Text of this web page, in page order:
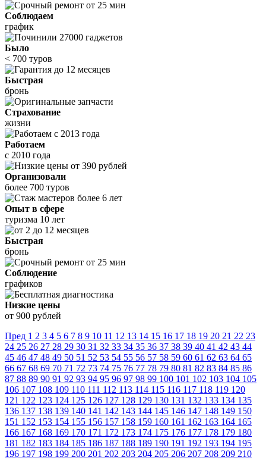
Соблюдаем
график
Было
< 700 туров
Быстрая
бронь
Страхование
жизни
Работаем
с 2010 года
Организовали
более 700 туров
Опыт в сфере
туризма 10 лет
Быстрая
бронь
Соблюдение
графиков
Низкие цены
от 900 рублей
Пред 1 2 3 4 5 6 7 8 9 10 11 12 13 14 15 16 17 18 19 20 21 22 23
24 25 26 27 28 29 30 31 32 33 34 35 36 37 38 39 40 41 42 43 44
45 46 47 48 49 50 51 52 53 54 55 56 57 58 59 60 61 62 63 64 65
66 67 68 69 70 71 72 73 74 75 76 77 78 79 80 81 82 83 84 85 86
87 88 89 90 91 92 93 94 95 96 97 98 99 100 101 102 103 104 105
106 107 108 109 110 111 112 113 114 115 116 117 118 119 120
121 122 123 124 125 126 127 128 129 130 131 132 133 134 135
136 137 138 139 140 141 142 143 144 145 146 147 148 149 150
151 152 153 154 155 156 157 158 159 160 161 162 163 164 165
166 167 168 169 170 171 172 173 174 175 176 177 178 179 180
181 182 183 184 185 186 187 188 189 190 191 192 193 194 195
196 197 198 199 200 201 202 203 204 205 206 207 208 209 210